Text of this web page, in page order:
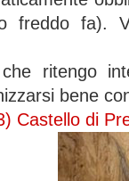
freddo fa).
ritengo
bene
Castello di